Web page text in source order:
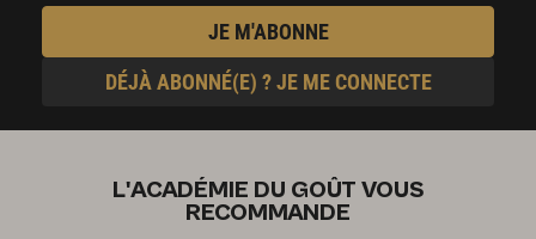
JE M'ABONNE
DÉJÀ ABONNÉ(E) ? JE ME CONNECTE
L'ACADÉMIE DU GOÛT VOUS
RECOMMANDE